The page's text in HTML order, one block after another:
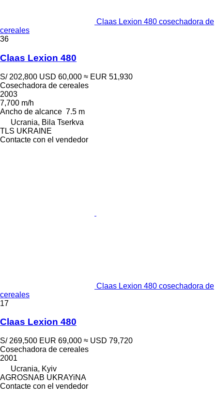
Claas Lexion 480 cosechadora de
cereales
36
Claas Lexion 480
S/ 202,800 USD 60,000 ≈ EUR 51,930
Cosechadora de cereales
2003
7,700 m/h
Ancho de alcance 7.5 m
Ucrania, Bila Tserkva
TLS UKRAINE
Contacte con el vendedor
Claas Lexion 480 cosechadora de
cereales
17
Claas Lexion 480
S/ 269,500 EUR 69,000 ≈ USD 79,720
Cosechadora de cereales
2001
Ucrania, Kyiv
AGROSNAB UKRAYiNA
Contacte con el vendedor